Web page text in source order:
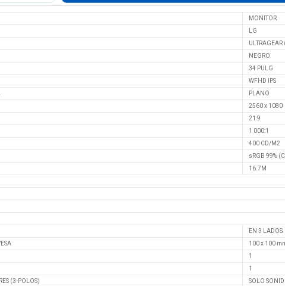
MONITOR
LG
NEGRO
34 PULG
WFHD IPS
PLANO
2560 x 1080
21:9
1 000:1
400 CD/M2
sRGB 99%
16.7M
EN 3 LADOS
100 x 100
1
1
(3-POLOS)
SOLO